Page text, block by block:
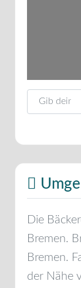
Gib deinen
Die
Bremen.
Bremen.
der Nähe